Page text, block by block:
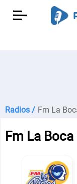
Radios / Fm La
Fm La